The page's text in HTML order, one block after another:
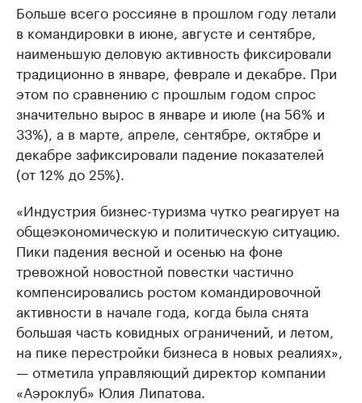
Больше всего россияне в прошлом году летали
в командировки в июне, августе и сентябре,
наименьшую деловую активность фиксировали
традиционно в январе, феврале и декабре. При
этом по сравнению с прошлым годом спрос
значительно вырос в январе и июле (на 56% и
33%), а в марте, апреле, сентябре, октябре и
декабре зафиксировали падение показателей
(от 12% до 25%).
«Индустрия бизнес-туризма чутко реагирует на
общеэкономическую и политическую ситуацию.
Пики падения весной и осенью на фоне
тревожной новостной повестки частично
компенсировались ростом командировочной
активности в начале года, когда была снята
большая часть ковидных ограничений, и летом,
на пике перестройки бизнеса в новых реалиях»,
— отметила управляющий директор компании
«Аэроклуб» Юлия Липатова.